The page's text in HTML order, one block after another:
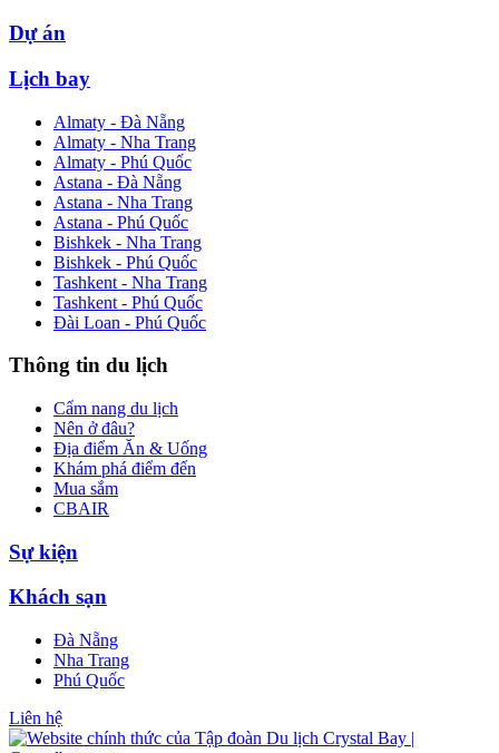
Dự án
Lịch bay
Almaty - Đà Nẵng
Almaty - Nha Trang
Almaty - Phú Quốc
Astana - Đà Nẵng
Astana - Nha Trang
Astana - Phú Quốc
Bishkek - Nha Trang
Bishkek - Phú Quốc
Tashkent - Nha Trang
Tashkent - Phú Quốc
Đài Loan - Phú Quốc
Thông tin du lịch
Cẩm nang du lịch
Nên ở đâu?
Địa điểm Ăn & Uống
Khám phá điểm đến
Mua sắm
CBAIR
Sự kiện
Khách sạn
Đà Nẵng
Nha Trang
Phú Quốc
Liên hệ